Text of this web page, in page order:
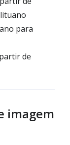
para
de
imagem